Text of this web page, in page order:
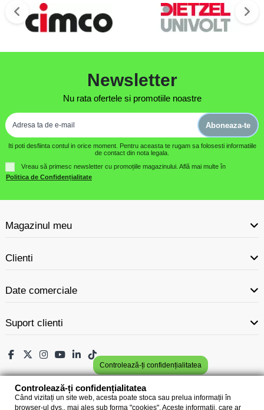
Newsletter
Nu rata ofertele si promotiile noastre
Aboneaza-te
Iti poti desfiinta contul in orice moment. Pentru aceasta te rugam sa folosesti informatiile
de contact din nota legala.
Vreau să primesc newsletter cu promoțiile magazinului. Află mai multe în
Politica de Confidențialitate
Magazinul meu
Clienti
Date comerciale
Suport clienti
Controlează-ți confidențialitatea
Controlează-ți confidențialitatea
Când vizitați un site web, acesta poate stoca sau prelua informații în
browser-ul dvs., mai ales sub forma "cookies". Aceste informații, care ar